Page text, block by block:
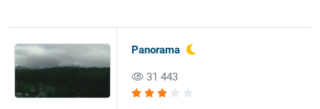
Panorama
31 443